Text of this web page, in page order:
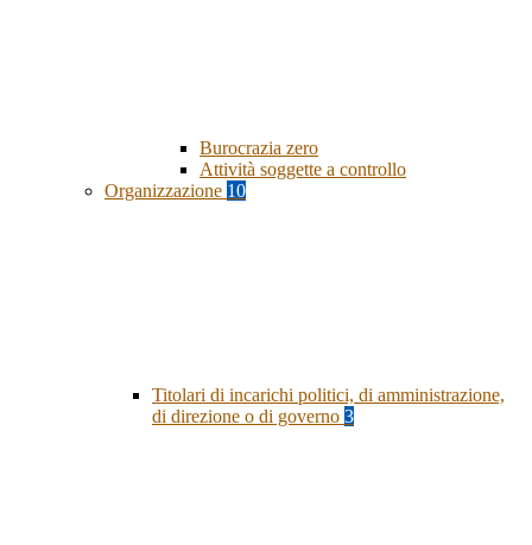
Burocrazia zero
Attività soggette a controllo
Organizzazione 10
Titolari di incarichi politici, di amministrazione,
di direzione o di governo 3